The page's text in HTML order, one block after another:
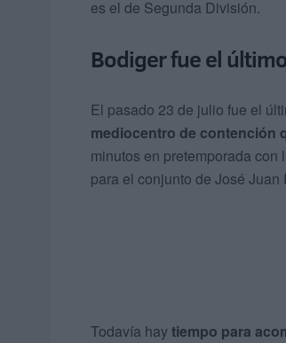
es el de Segunda División.
Bodiger fue el
El pasado 23 de julio fue el
mediocentro de contención
minutos en pretemporada
para el conjunto de José Juan
Todavía haytiempo para